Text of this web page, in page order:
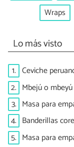
Wraps
Lo más visto
1. Ceviche
2. Mbejú o mbeyú
3. Masa para
4. Banderillas
5. Masa para